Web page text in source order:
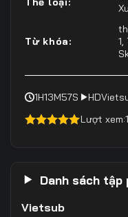
Từ khóa:
1,
1H13M57S HD
5
Lượt xem:
Danh sách tập
Vietsub